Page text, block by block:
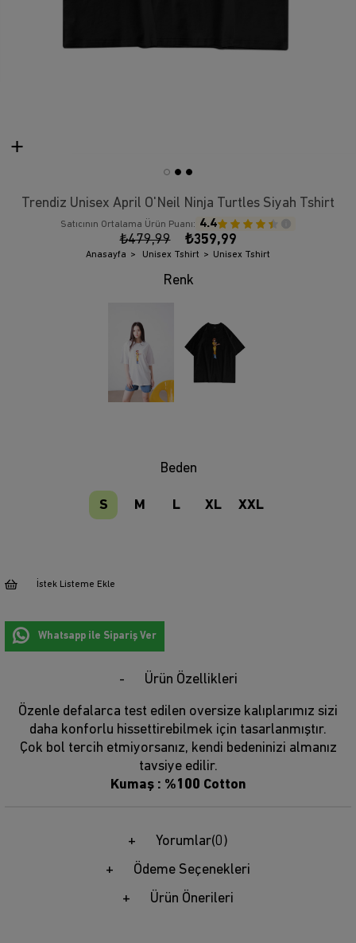
Trendiz Unisex April O'Neil Ninja Turtles Siyah Tshirt
Satıcının Ortalama Ürün Puanı: 4.4
₺479,99 ₺359,99
Anasayfa Unisex Tshirt Unisex Tshirt
Beden
S M L XL XXL
İstek Listeme Ekle
Whatsapp ile Sipariş Ver
Ürün Özellikleri
Özenle defalarca test edilen oversize kalıplarımız sizi
daha konforlu hissettirebilmek için tasarlanmıştır.
Çok bol tercih etmiyorsanız, kendi bedeninizi almanız
tavsiye edilir.
Kumaş : %100 Cotton
Yorumlar(0)
Ödeme Seçenekleri
Ürün Önerileri